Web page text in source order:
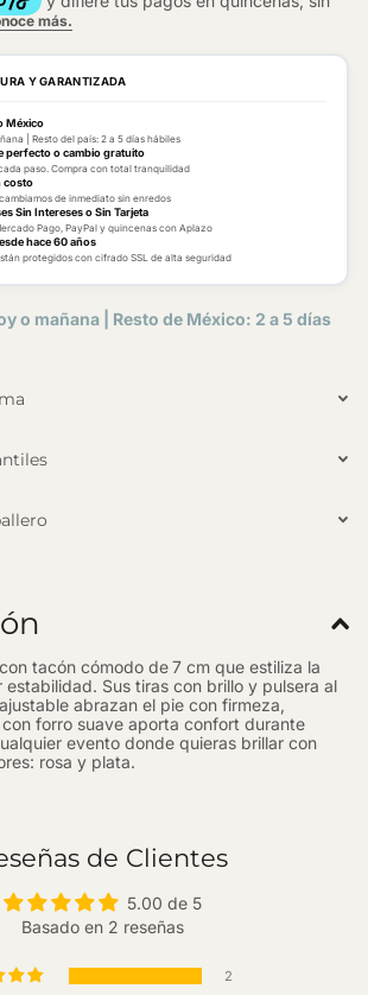
Y GARANTIZADA
México
| Resto del país: 2 a 5 días hábiles
perfecto o cambio gratuito
paso. Compra con total tranquilidad
costo
de inmediato sin enredos
Sin Intereses o Sin Tarjeta
Pago, PayPal y quincenas con Aplazo
hace 60 años
protegidos con cifrado SSL de alta seguridad
o mañana | Resto de México: 2 a 5 días
tacón cómodo de7 cm que estiliza la
Sus tiras con brillo y pulsera al
abrazan el pie con firmeza,
forro suave aporta confort durante
evento donde quieras brillar con
rosa y plata.
de Clientes
5.00 de 5
Basado en 2 reseñas
2